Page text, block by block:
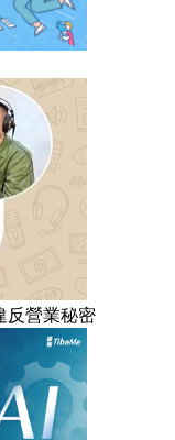
反營業秘密